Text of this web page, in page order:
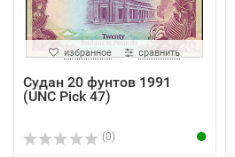
избранное сравнить
Судан 20 фунтов 1991
(UNC Pick 47)
(0)